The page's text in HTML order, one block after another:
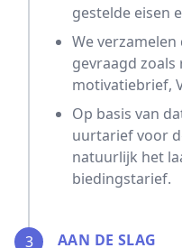
gestelde eisen
We
gevraagd
motivatiebrief,
Op basis van
uurtarief voor
natuurlijk het
biedingstarief.
3
AAN DE SLAG